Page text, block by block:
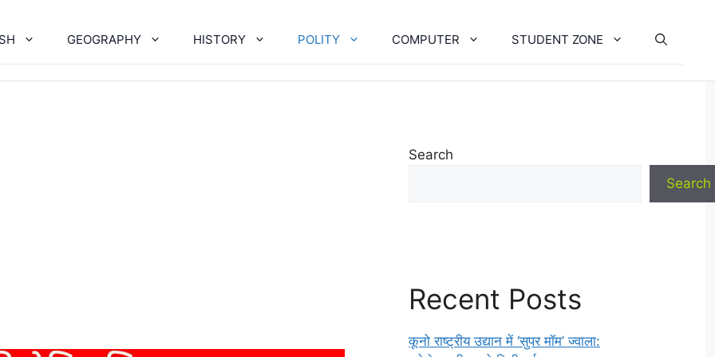
GEOGRAPHY HISTORY POLITY COMPUTER STUDENT ZONE
Search
Search
Recent Posts
कूनो राष्ट्रीय उद्यान में ‘सुपर मॉम’ ज्वाला: